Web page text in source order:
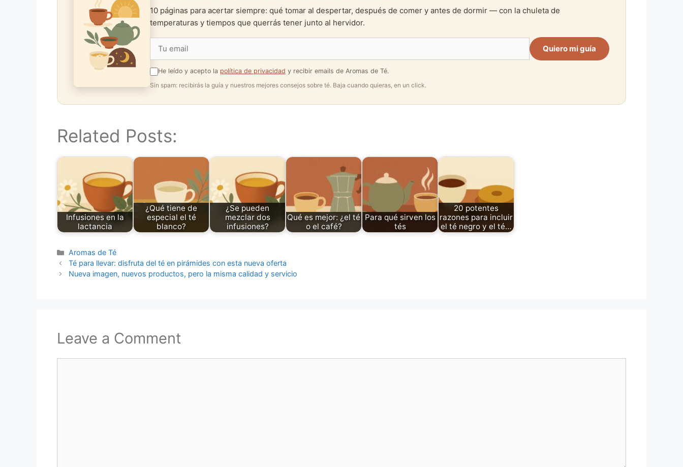
10 páginas para acertar siempre: qué tomar al despertar, después de comer y antes de dormir — con la chuleta de
temperaturas y tiempos que querrás tener junto al hervidor.
Quiero mi guía
He leído y acepto la política de privacidad y recibir emails de Aromas de Té.
Sin spam: recibirás la guía y nuestros mejores consejos sobre té. Baja cuando quieras, en un click.
Related Posts:
Infusiones en la
lactancia
¿Qué tiene de
especial el té
blanco?
¿Se pueden
mezclar dos
infusiones?
Qué es mejor: ¿el té
o el café?
Para qué sirven los
tés
20 potentes
razones para incluir
el té negro y el té…
Categories
Aromas de Té
Té para llevar: disfruta del té en pirámides con esta nueva oferta
Nueva imagen, nuevos productos, pero la misma calidad y servicio
Leave a Comment